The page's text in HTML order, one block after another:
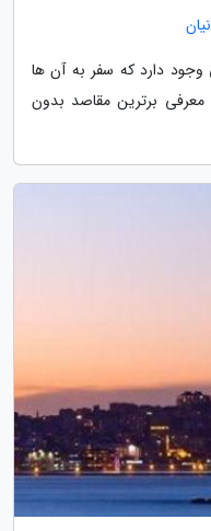
وجود دارد که سفر به آن ها
معرفی برترین مقاصد بدون